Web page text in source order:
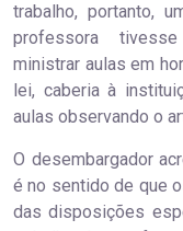
trabalho, portanto,
professora
ministrar aulas em
lei, caberia à
aulas observando o
O desembargador
é no sentido de que
das disposições